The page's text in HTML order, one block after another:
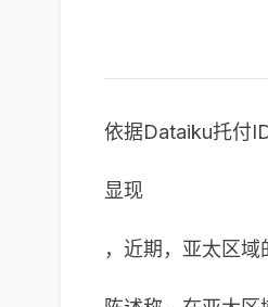
依据Dataiku托付
显现
，近期，亚太区域